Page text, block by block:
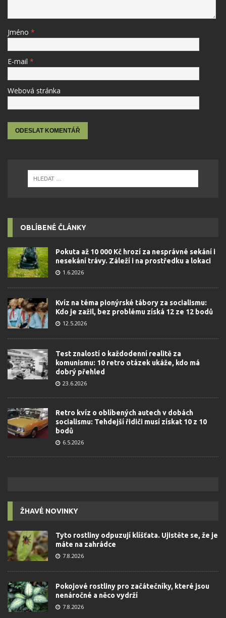
Jméno *
E-mail *
Webová stránka
OBLÍBENÉ ČLÁNKY
Pokuta až 10 000 Kč hrozí za nesprávné sekání i
nesekání trávy. Záleží i na prostředku a lokaci
1.6.2026
Kvíz na téma pionýrské tábory za socialismu:
Kdo je zažil, bez problému získá 12 ze 12 bodů
12.5.2026
Test znalostí o každodenní realitě za
komunismu: 10 retro otázek ukáže, kdo má
dobrý přehled
23.6.2026
Retro kvíz o oblíbených autech v dobách
socialismu: Tehdejší řidiči musí získat 10 z 10
bodů
6.5.2026
ŽHAVÉ NOVINKY
Tyto rostliny odpuzují klíšťata. Ujistěte se, že je
máte na zahrádce
7.8.2026
Pokojové rostliny pro začátečníky, které jsou
nenáročné a něco vydrží
7.8.2026